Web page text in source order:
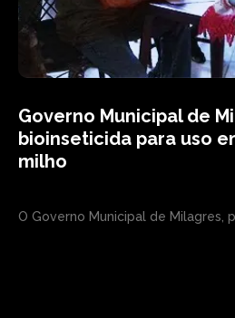
Governo Municipal de
bioinseticida para uso
milho
O Governo Municipal de Milagres,